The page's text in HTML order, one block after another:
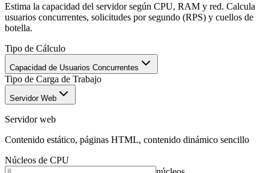
Estima la capacidad del servidor según CPU, RAM y red. Calcula
usuarios concurrentes, solicitudes por segundo (RPS) y cuellos de
botella.
Tipo de Cálculo
Capacidad de Usuarios Concurrentes
Tipo de Carga de Trabajo
Servidor Web
Servidor web
Contenido estático, páginas HTML, contenido dinámico sencillo
Núcleos de CPU